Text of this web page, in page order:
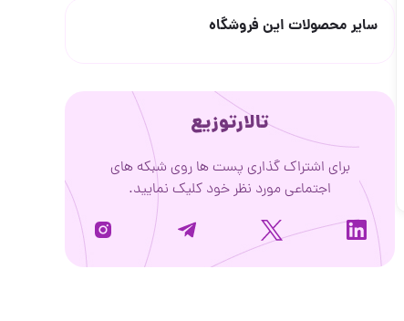
سایر محصولات این فروشگاه
تالارتوزیع
برای اشتراک گذاری پست ها روی شبکه های
اجتماعی مورد نظر خود کلیک نمایید.